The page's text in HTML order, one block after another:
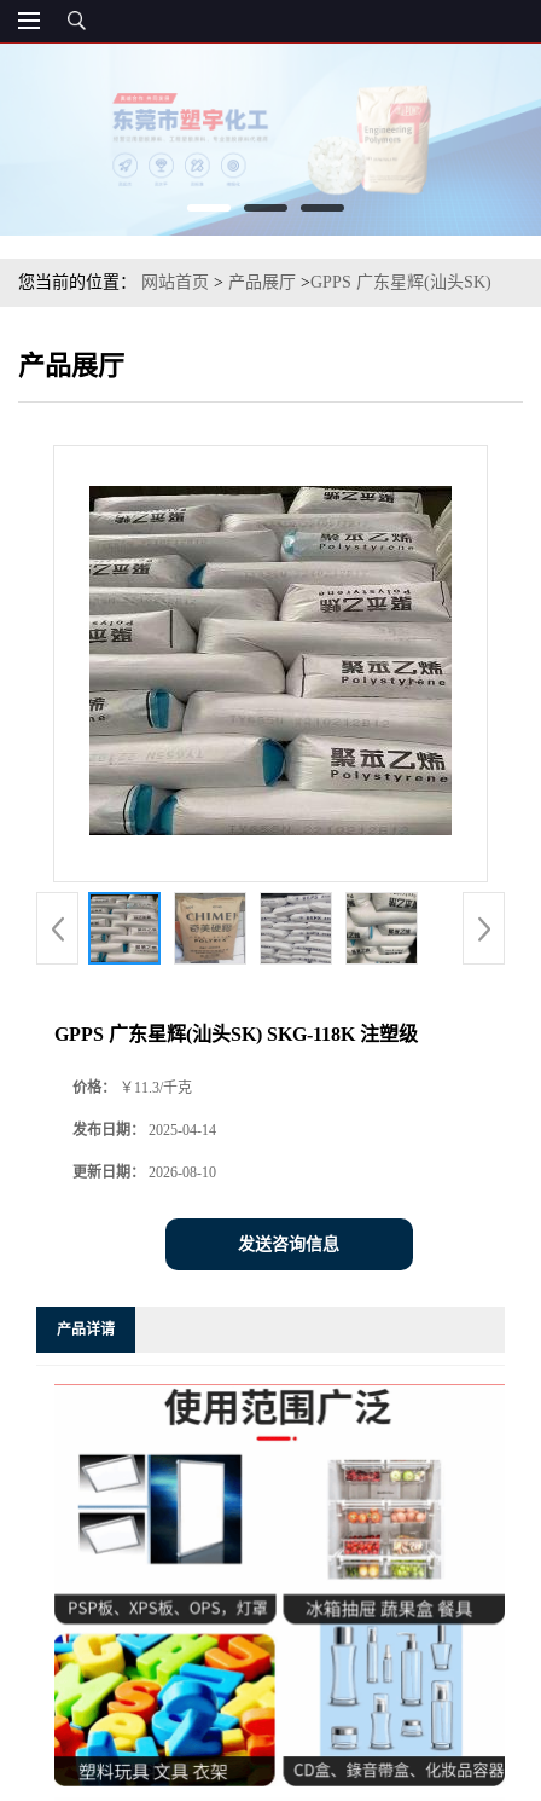
您当前的位置： 网站首页 > 产品展厅 >GPPS 广东星辉(汕头SK)
产品展厅
GPPS 广东星辉(汕头SK) SKG-118K 注塑级
价格： ￥11.3/千克
发布日期： 2025-04-14
更新日期： 2026-08-10
发送咨询信息
产品详请